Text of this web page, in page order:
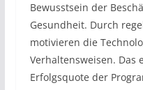
Bewusstsein der
Gesundheit. Durch
motivieren die
Verhaltensweisen. Das
Erfolgsquote der